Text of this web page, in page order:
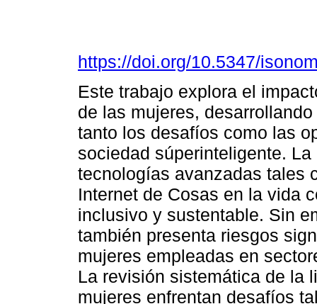
https://doi.org/10.5347/
Este trabajo explora el
de las mujeres,
tanto los desafíos como las
sociedad súperinteligente.
tecnologías avanzadas tales
Internet de Cosas en la vida
inclusivo y sustentable. Sin
también presenta riesgos
mujeres empleadas en
La revisión sistemática de la
mujeres enfrentan desafíos